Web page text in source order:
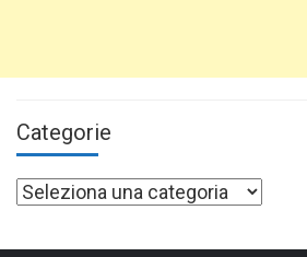
Categorie
Categorie